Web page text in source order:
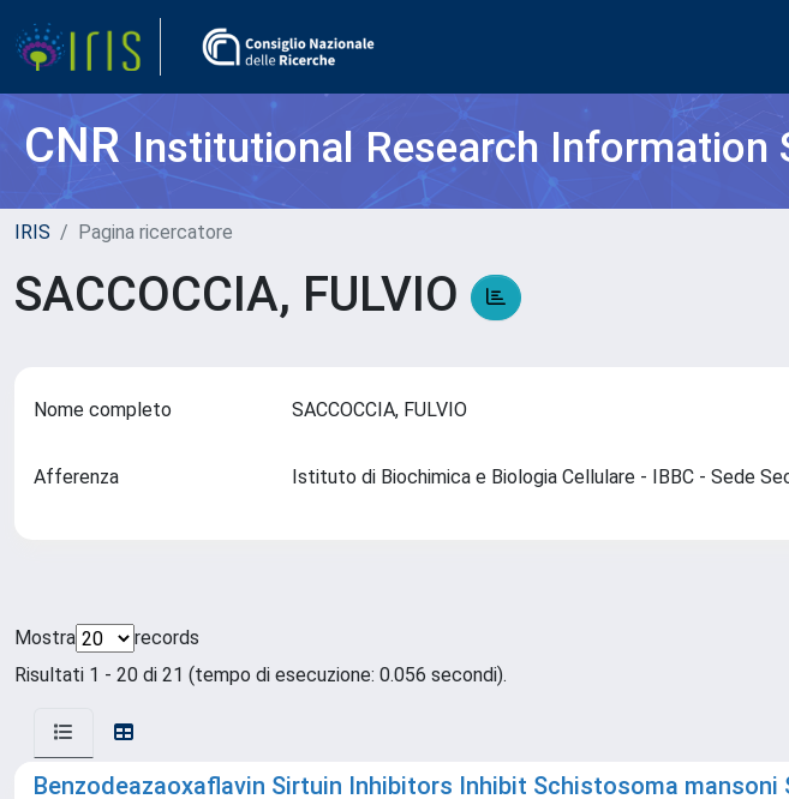
CNRInstitutional Research Information
IRIS Pagina ricercatore
SACCOCCIA, FULVIO
Nome completo SACCOCCIA, FULVIO
Afferenza Istituto di Biochimica e Biologia Cellulare - IBBC - Sede
Mostra
records
Risultati 1 - 20 di 21 (tempo di esecuzione: 0.056 secondi).
Benzodeazaoxaflavin Sirtuin Inhibitors Inhibit Schistosoma